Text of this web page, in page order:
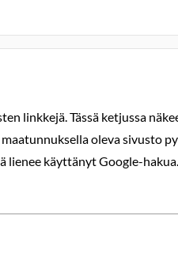
linkkejä. Tässä ketjussa
oleva sivusto
käyttänyt Google-